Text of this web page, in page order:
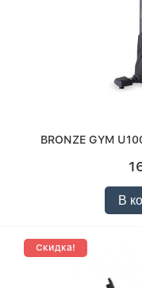
BRONZE GYM
В
Скидка!